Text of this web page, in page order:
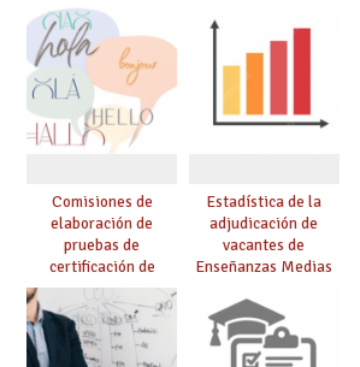
Comisiones de
elaboración de
pruebas de
certificación de
competencia
lingüística: publicada
resolución definitiva
Estadística de la
adjudicación de
vacantes de
Enseñanzas Medias